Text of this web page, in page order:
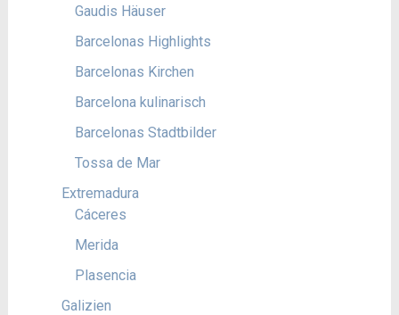
Gaudis Häuser
Barcelonas Highlights
Barcelonas Kirchen
Barcelona kulinarisch
Barcelonas Stadtbilder
Tossa de Mar
Extremadura
Cáceres
Merida
Plasencia
Galizien